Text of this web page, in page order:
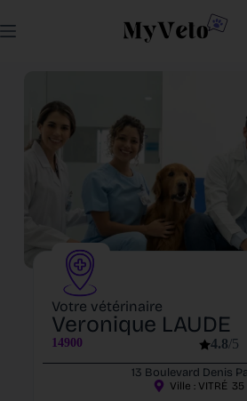
Votre vétérinaire
Veronique LAUDE
14900 4.8/5
13 Boulevard Denis
Ville : VITRÉ 35